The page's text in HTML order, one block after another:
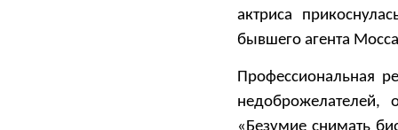
актриса
бывшего агента
Профессиональная